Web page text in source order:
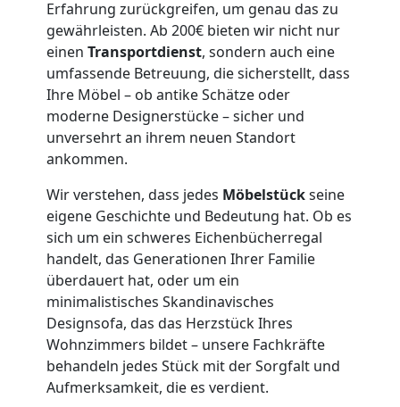
Erfahrung zurückgreifen, um genau das zu
gewährleisten. Ab 200€ bieten wir nicht nur
einen Transportdienst, sondern auch eine
umfassende Betreuung, die sicherstellt, dass
Ihre Möbel – ob antike Schätze oder
moderne Designerstücke – sicher und
unversehrt an ihrem neuen Standort
ankommen.
Wir verstehen, dass jedes Möbelstückseine
eigene Geschichte und Bedeutung hat. Ob es
sich um ein schweres Eichenbücherregal
handelt, das Generationen Ihrer Familie
überdauert hat, oder um ein
minimalistisches Skandinavisches
Designsofa, das das Herzstück Ihres
Wohnzimmers bildet – unsere Fachkräfte
behandeln jedes Stück mit der Sorgfalt und
Aufmerksamkeit, die es verdient.
Möbellift
Feldkirch
Übersiedlung
Feldkirch
Klaviertransport
Feldkirch
Privatumzug